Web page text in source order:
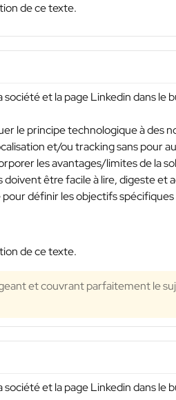
de ce texte.
et la page Linkedin dans le
le principe technologique à des
et/ou tracking sans pour
les avantages/limites de la
être facile à lire, digeste et
définir les objectifs
de ce texte.
et couvrant parfaitement le
et la page Linkedin dans le